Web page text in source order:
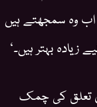
اب وہ سمجھتے ہیں
بہتر ہیں۔‘
تعلق کی چمک